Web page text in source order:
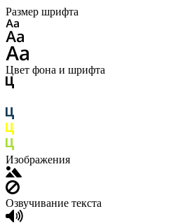
Размер шрифта
Цвет фона и шрифта
Изображения
Озвучивание текста